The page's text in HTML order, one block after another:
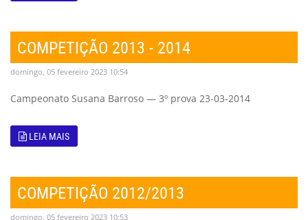
COMPETIÇÃO 2013 - 2014
domingo, 05 fevereiro 2023 10:54
Campeonato Susana Barroso — 3º prova 23-03-2014
LEIA MAIS
COMPETIÇÃO 2012/2013
domingo, 05 fevereiro 2023 10:53